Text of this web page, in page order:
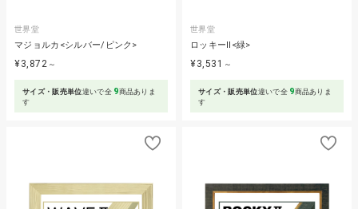
世界堂
マジョルカ<シルバー/ピンク>
¥3,872 ～
サイズ・販売単位違いで全 9商品ありま
す
世界堂
ロッキーⅡ<緑>
¥3,531 ～
サイズ・販売単位違いで全 9商品ありま
す